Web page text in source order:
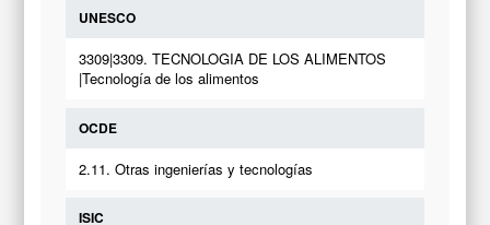
UNESCO
3309|3309. TECNOLOGIA DE LOS ALIMENTOS
|Tecnología de los alimentos
OCDE
2.11. Otras ingenierías y tecnologías
ISIC